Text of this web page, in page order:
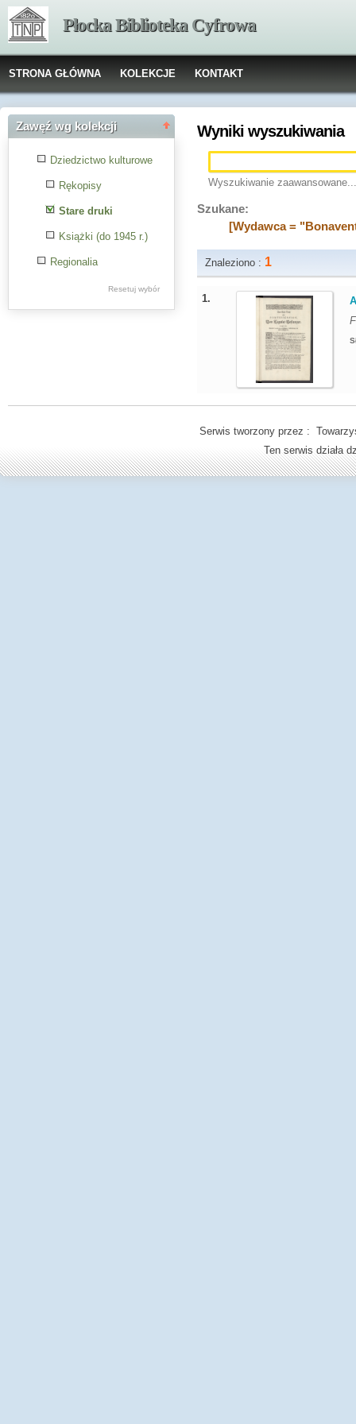
Płocka Biblioteka Cyfrowa
STRONA GŁÓWNA KOLEKCJE KONTAKT
Zawęź wg kolekcji
Dziedzictwo kulturowe
Rękopisy
Stare druki
Książki (do 1945 r.)
Regionalia
Resetuj wybór
Wyniki wyszukiwania
Wyszukiwanie zaawansowane...
Szukane:
[Wydawca =
Znaleziono : 1
1.
Serwis tworzony przez :
Ten serwis działa